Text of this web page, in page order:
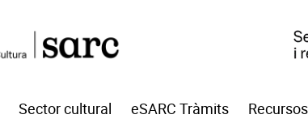
Sector cultural eSARC Tràmits Recursos